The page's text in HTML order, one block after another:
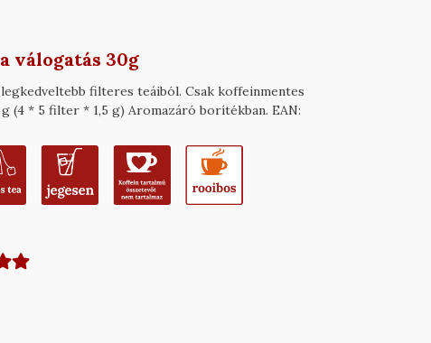
válogatás 30g
filteres teáiból. Csak koffeinmentes
(4 * 5 filter * 1,5 g) Aromazáró borítékban. EAN: